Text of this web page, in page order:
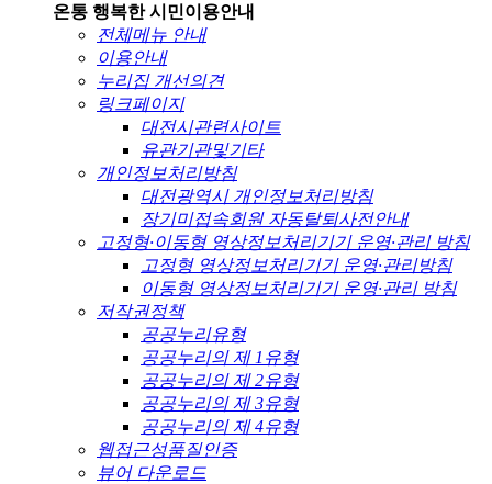
온통 행복한 시민이용안내
전체메뉴 안내
이용안내
누리집 개선의견
링크페이지
대전시관련사이트
유관기관및기타
개인정보처리방침
대전광역시 개인정보처리방침
장기미접속회원 자동탈퇴사전안내
고정형·이동형 영상정보처리기기 운영·관리 방침
고정형 영상정보처리기기 운영·관리방침
이동형 영상정보처리기기 운영·관리 방침
저작권정책
공공누리유형
공공누리의 제 1유형
공공누리의 제 2유형
공공누리의 제 3유형
공공누리의 제 4유형
웹접근성품질인증
뷰어 다운로드